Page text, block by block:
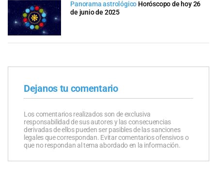
Panorama astrológico Horóscopo de hoy 26
de junio de 2025
Dejanos tu comentario
Los comentarios realizados son de exclusiva
responsabilidad de sus autores y las consecuencias
derivadas de ellos pueden ser pasibles de las sanciones
legales que correspondan. Evitar comentarios ofensivos o
que no respondan al tema abordado en la información.